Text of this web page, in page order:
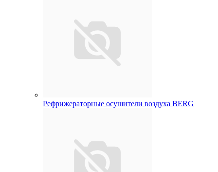
Рефрижераторные осушители воздуха BERG